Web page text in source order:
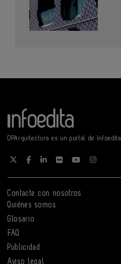
DPArquitectura es un portal de Infoedita
Contacte con nosotros
Quiénes somos
Glosario
FAQ
Publicidad
Aviso legal